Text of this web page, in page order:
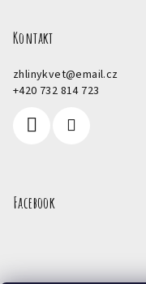
Kontakt
zhlinykvet@email.cz
+420 732 814 723
Facebook